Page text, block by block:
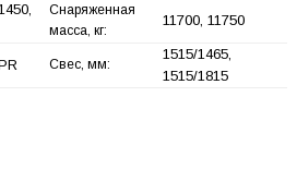
Снаряженная
масса, кг:
11700, 11750
Свес, мм:
1515/1465,
1515/1815